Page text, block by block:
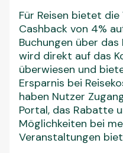
Für Reisen bietet
Cashback von 4%
Buchungen über
wird direkt auf das
überwiesen und
Ersparnis bei
haben Nutzer
Portal, das Rabatte
Möglichkeiten bei
Veranstaltungen